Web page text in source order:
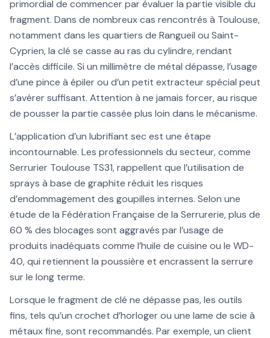
primordial de commencer par évaluer la partie visible du
fragment. Dans de nombreux cas rencontrés à Toulouse,
notamment dans les quartiers de Rangueil ou Saint-
Cyprien, la clé se casse au ras du cylindre, rendant
l’accès difficile. Si un millimètre de métal dépasse, l’usage
d’une pince à épiler ou d’un petit extracteur spécial peut
s’avérer suffisant. Attention à ne jamais forcer, au risque
de pousser la partie cassée plus loin dans le mécanisme.
L’application d’un lubrifiant sec est une étape
incontournable. Les professionnels du secteur, comme
Serrurier Toulouse TS31, rappellent que l’utilisation de
sprays à base de graphite réduit les risques
d’endommagement des goupilles internes. Selon une
étude de la Fédération Française de la Serrurerie, plus de
60 % des blocages sont aggravés par l’usage de
produits inadéquats comme l’huile de cuisine ou le WD-
40, qui retiennent la poussière et encrassent la serrure
sur le long terme.
Lorsque le fragment de clé ne dépasse pas, les outils
fins, tels qu’un crochet d’horloger ou une lame de scie à
métaux fine, sont recommandés. Par exemple, un client